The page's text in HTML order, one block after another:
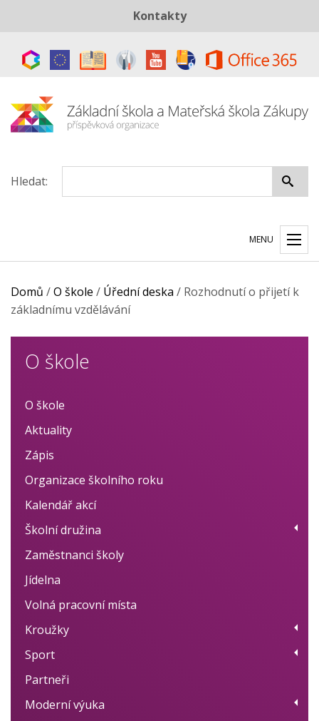
Kontakty
Datová schránka:ye8cp64
Hledat:
MENU
Domů /O škole / Úřední deska / Rozhodnutí o přijetí k
základnímu vzdělávání
O škole
O škole
Aktuality
Zápis
Organizace školního roku
Kalendář akcí
Školní družina
Provoz
Fotogalerie
Dokumenty
BELLhop systém
Zaměstnanci školy
Jídelna
Volná pracovní místa
Kroužky
Přehled kroužků
Sport
Plán akcí
Výsledky
Partneři
Moderní výuka